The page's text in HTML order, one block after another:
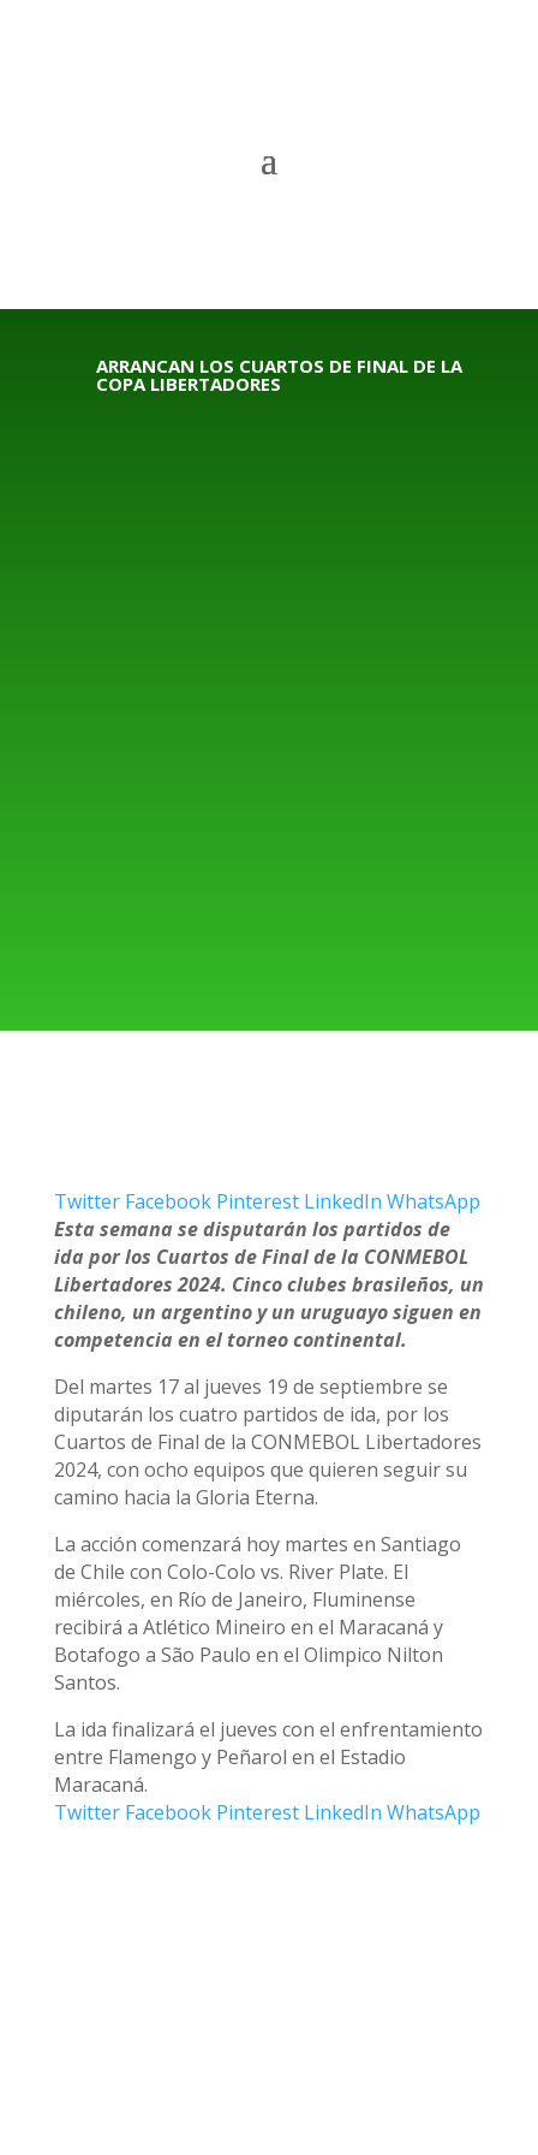
ARRANCAN LOS CUARTOS DE FINAL DE LA
COPA LIBERTADORES
Twitter Facebook Pinterest LinkedIn WhatsApp
Esta semana se disputarán los partidos de
ida por los Cuartos de Final de la CONMEBOL
Libertadores 2024. Cinco clubes brasileños, un
chileno, un argentino y un uruguayo siguen en
competencia en el torneo continental.
Del martes 17 al jueves 19 de septiembre se
diputarán los cuatro partidos de ida, por los
Cuartos de Final de la CONMEBOL Libertadores
2024, con ocho equipos que quieren seguir su
camino hacia la Gloria Eterna.
La acción comenzará hoy martes en Santiago
de Chile con Colo-Colo vs. River Plate. El
miércoles, en Río de Janeiro, Fluminense
recibirá a Atlético Mineiro en el Maracaná y
Botafogo a São Paulo en el Olimpico Nilton
Santos.
La ida finalizará el jueves con el enfrentamiento
entre Flamengo y Peñarol en el Estadio
Maracaná.
Twitter Facebook Pinterest LinkedIn WhatsApp